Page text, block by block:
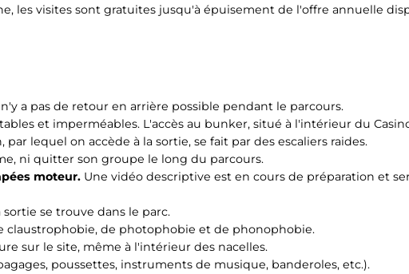
les visites sont gratuites jusqu'à épuisement de l'offre annuelle
a pas de retour en arrière possible pendant le parcours.
et imperméables. L'accès au bunker, situé à l'intérieur du
lequel on accède à la sortie, se fait par des escaliers raides.
ni quitter son groupe le long du parcours.
moteur. Une vidéo descriptive est en cours de préparation et
se trouve dans le parc.
claustrophobie, de photophobie et de phonophobie.
sur le site, même à l'intérieur des nacelles.
poussettes, instruments de musique, banderoles, etc.).